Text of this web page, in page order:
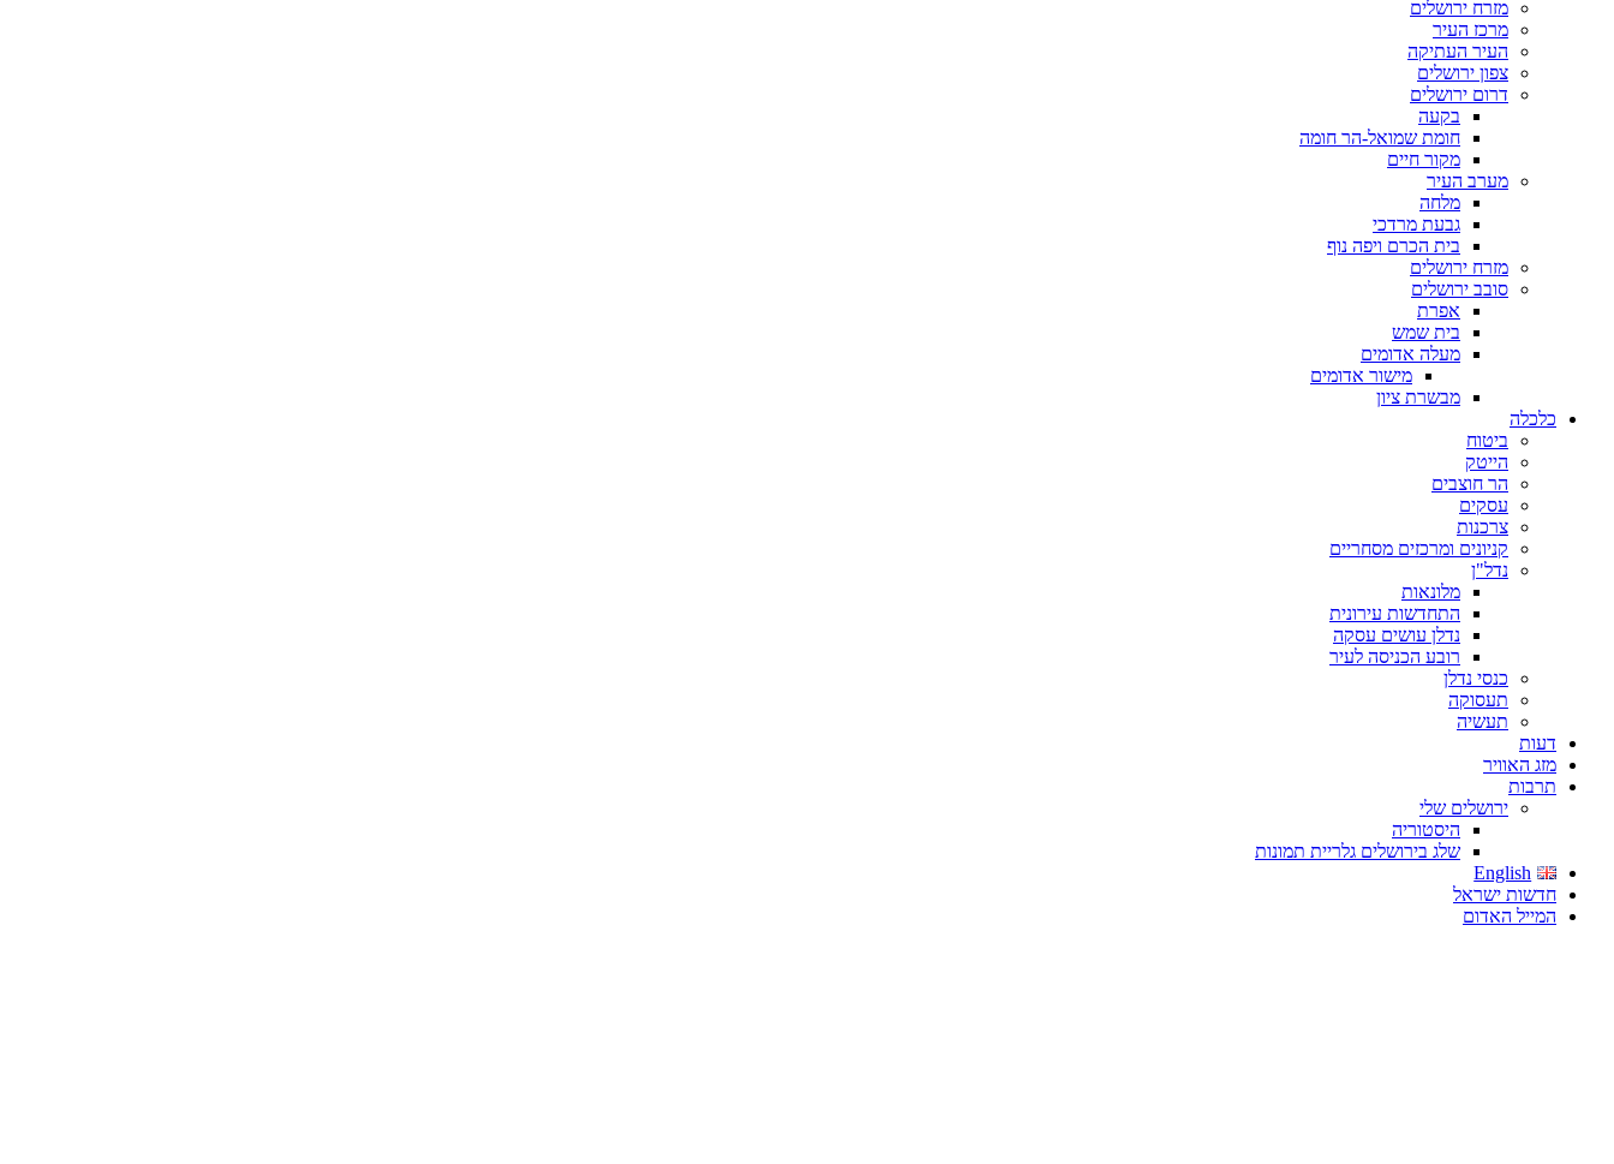
מזרח ירושלים
מרכז העיר
העיר העתיקה
צפון ירושלים
דרום ירושלים
בקעה
חומת שמואל-הר חומה
מקור חיים
מערב העיר
מלחה
גבעת מרדכי
בית הכרם ויפה נוף
מזרח ירושלים
סובב ירושלים
אפרת
בית שמש
מעלה אדומים
מישור אדומים
מבשרת ציון
כלכלה
ביטוח
הייטק
הר חוצבים
עסקים
צרכנות
קניונים ומרכזים מסחריים
נדל"ן
מלונאות
התחדשות עירונית
נדלן עושים עסקה
רובע הכניסה לעיר
כנסי נדלן
תעסוקה
תעשיה
דעות
מזג האוויר
תרבות
ירושלים שלי
היסטוריה
שלג בירושלים גלריית תמונות
English
חדשות ישראל
המייל האדום